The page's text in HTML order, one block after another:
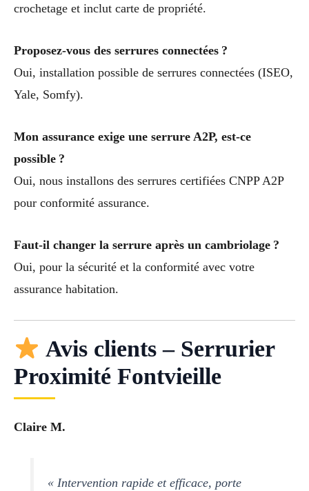
crochetage et inclut carte de propriété.
Proposez-vous des serrures connectées ?
Oui, installation possible de serrures connectées (ISEO,
Yale, Somfy).
Mon assurance exige une serrure A2P, est-ce
possible ?
Oui, nous installons des serrures certifiées CNPP A2P
pour conformité assurance.
Faut-il changer la serrure après un cambriolage ?
Oui, pour la sécurité et la conformité avec votre
assurance habitation.
Avis clients – Serrurier
Proximité Fontvieille
Claire M.
« Intervention rapide et efficace, porte